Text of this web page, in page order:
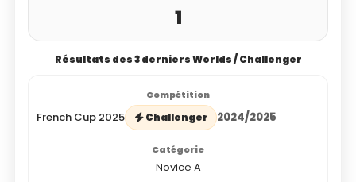
1
Résultats des 3 derniers Worlds / Challenger
French Cup 2025 Challenger 2024/2025
Novice A